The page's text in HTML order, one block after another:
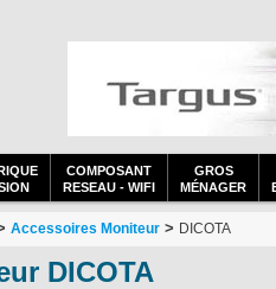
COMPOSANT
RESEAU - WIFI
GROS
MÉNAGER
Accessoires Moniteur > DICOTA
DICOTA